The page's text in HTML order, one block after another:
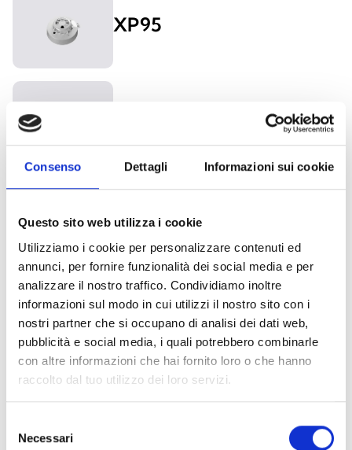
Consenso Dettagli Informazioni sui cookie
Questo sito web utilizza i cookie
Utilizziamo i cookie per personalizzare contenuti ed
annunci, per fornire funzionalità dei social media e per
analizzare il nostro traffico. Condividiamo inoltre
informazioni sul modo in cui utilizzi il nostro sito con i
nostri partner che si occupano di analisi dei dati web,
pubblicità e social media, i quali potrebbero combinarle
con altre informazioni che hai fornito loro o che hanno
raccolto dal tuo utilizzo dei loro servizi.
delNecessari
XP95
Interessieren Sie sich für dieses
Produkt?
Weitere
Informationen
Finden
Sie einen